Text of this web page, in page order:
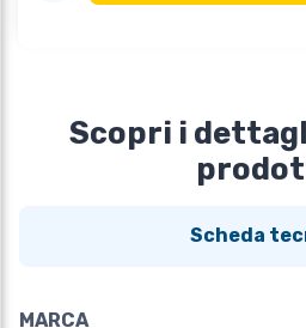
Scopri i
Scheda
MARCA